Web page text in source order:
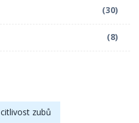
(30)
(8)
citlivost zubů